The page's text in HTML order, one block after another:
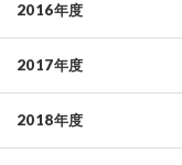
2016年度
2017年度
2018年度